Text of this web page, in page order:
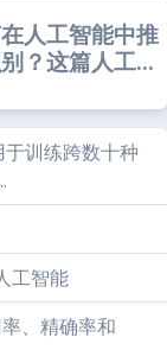
人工智能中推
？这篇人工...
训练跨数十种
工智能
、精确率和